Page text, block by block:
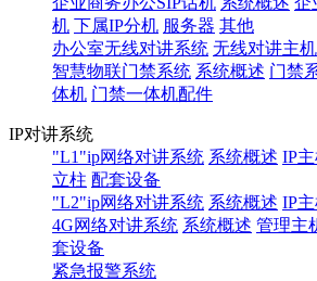
机 下属IP分机 服务器 其他
办公室无线对讲系统 无线对讲主机
智慧物联门禁系统 系统概述 门禁
体机 门禁一体机配件
IP对讲系统
"L1"ip网络对讲系统 系统概述 IP
立柱 配套设备
"L2"ip网络对讲系统 系统概述 IP
4G网络对讲系统 系统概述 管理主
套设备
紧急报警系统